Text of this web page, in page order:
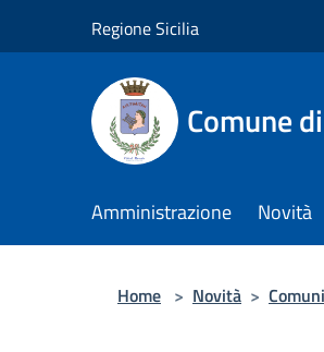
Regione Sicilia
Comune
Amministrazione Novità
Home > Novità >